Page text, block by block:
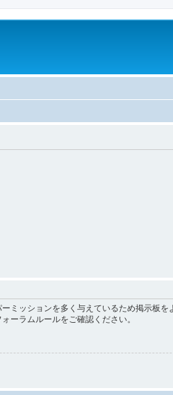
ミッションを多く与えているため掲示板
ーラムルールをご確認ください。